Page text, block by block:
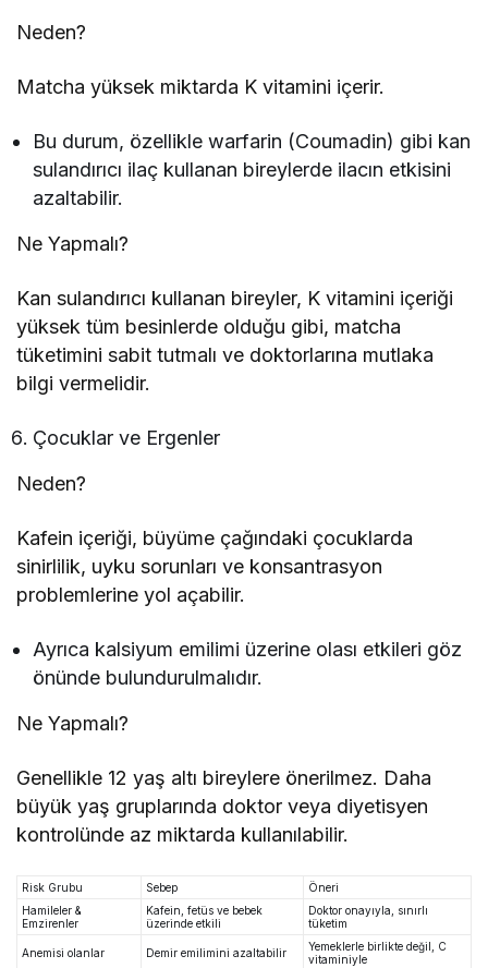
Neden?
Matcha yüksek miktarda K vitamini içerir.
Bu durum, özellikle warfarin (Coumadin) gibi kan
sulandırıcı ilaç kullanan bireylerde ilacın etkisini
azaltabilir.
Ne Yapmalı?
Kan sulandırıcı kullanan bireyler, K vitamini içeriği
yüksek tüm besinlerde olduğu gibi, matcha
tüketimini sabit tutmalı ve doktorlarına mutlaka
bilgi vermelidir.
Çocuklar ve Ergenler
Neden?
Kafein içeriği, büyüme çağındaki çocuklarda
sinirlilik, uyku sorunları ve konsantrasyon
problemlerine yol açabilir.
Ayrıca kalsiyum emilimi üzerine olası etkileri göz
önünde bulundurulmalıdır.
Ne Yapmalı?
Genellikle 12 yaş altı bireylere önerilmez. Daha
büyük yaş gruplarında doktor veya diyetisyen
kontrolünde az miktarda kullanılabilir.
Risk Grubu Sebep
Öneri
Hamileler &
Emzirenler
Kafein, fetüs ve bebek
üzerinde etkili
Doktor onayıyla, sınırlı
tüketim
Anemisi olanlar Demir emilimini azaltabilir
Yemeklerle birlikte değil, C
vitaminiyle